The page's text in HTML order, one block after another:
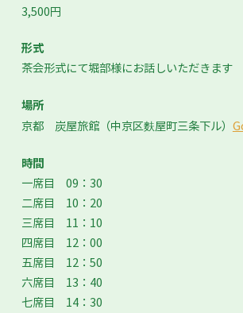
3,500円
形式
茶会形式にて堀部様にお話しいただきます
場所
京都 炭屋旅館（中京区麩屋町三条下ル）
時間
一席目 09：30
二席目 10：20
三席目 11：10
四席目 12：00
五席目 12：50
六席目 13：40
七席目 14：30